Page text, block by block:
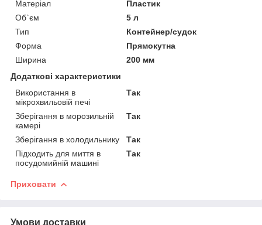
Матеріал
Пластик
Об`єм
5 л
Тип
Контейнер/судок
Форма
Прямокутна
Ширина
200 мм
Додаткові характеристики
Використання в
мікрохвильовій печі
Так
Зберігання в морозильній
камері
Так
Зберігання в холодильнику
Так
Підходить для миття в
посудомийній машині
Так
Приховати
Умови доставки